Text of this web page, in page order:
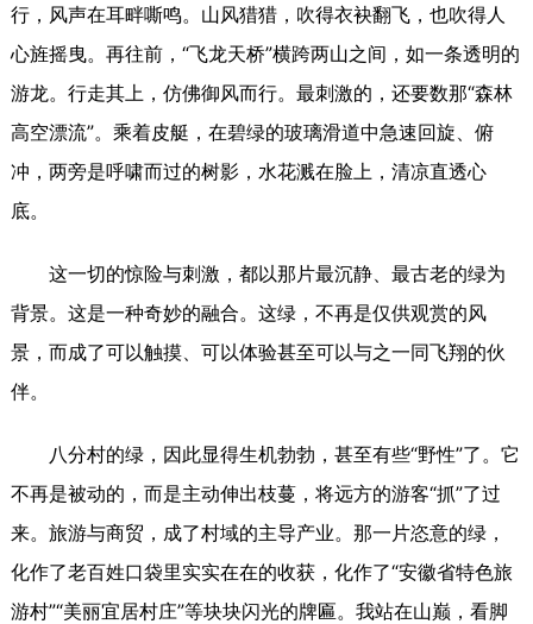
行，风声在耳畔嘶鸣。山风猎猎，吹得衣袂翻飞，也吹得人
心旌摇曳。再往前，“飞龙天桥”横跨两山之间，如一条透明的
游龙。行走其上，仿佛御风而行。最刺激的，还要数那“森林
高空漂流”。乘着皮艇，在碧绿的玻璃滑道中急速回旋、俯
冲，两旁是呼啸而过的树影，水花溅在脸上，清凉直透心
底。
这一切的惊险与刺激，都以那片最沉静、最古老的绿为
背景。这是一种奇妙的融合。这绿，不再是仅供观赏的风
景，而成了可以触摸、可以体验甚至可以与之一同飞翔的伙
伴。
八分村的绿，因此显得生机勃勃，甚至有些“野性”了。它
不再是被动的，而是主动伸出枝蔓，将远方的游客“抓”了过
来。旅游与商贸，成了村域的主导产业。那一片恣意的绿，
化作了老百姓口袋里实实在在的收获，化作了“安徽省特色旅
游村”“美丽宜居村庄”等块块闪光的牌匾。我站在山巅，看脚